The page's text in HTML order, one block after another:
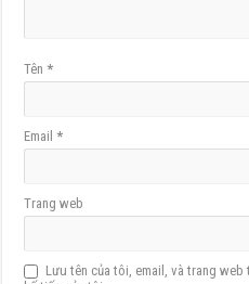
Tên*
Email*
Trang web
Lưu tên của tôi, email, và trang